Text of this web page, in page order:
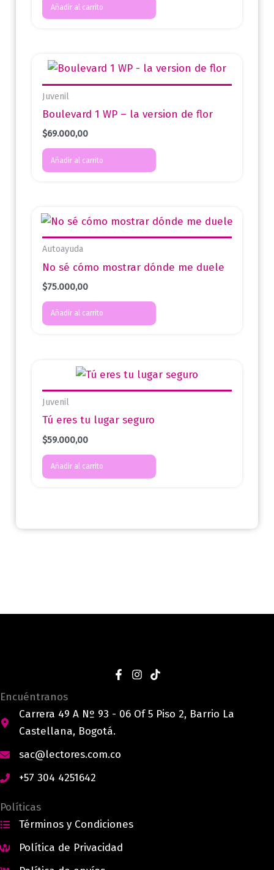
Añadir al carrito
Juvenil
Boulevard 1 WP – la version de flor
$69.000,00
Añadir al carrito
Autoayuda
No sé cómo mostrar dónde me duele
$75.000,00
Añadir al carrito
Juvenil
Tú eres tu lugar seguro
$59.000,00
Añadir al carrito
Encuéntranos
Carrera 49 A Nº 93 - 06 Of 5 Piso 2, Barrio La
Castellana, Bogotá.
sac@lectores.com.co
+57 304 4251642
Políticas
Términos y Condiciones
Política de Privacidad